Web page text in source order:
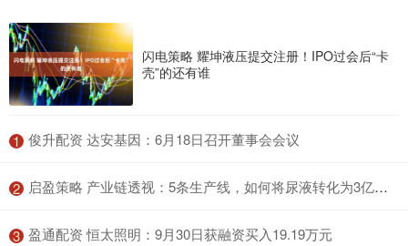
闪电策略 耀坤液压提交注册！IPO过会后“卡
壳”的还有谁
1 ​俊升配资 达安基因：6月18日召开董事会会议
2 ​启盈策略 产业链透视：5条生产线，如何将尿液转化为3亿元产值
3 ​盈通配资 恒太照明：9月30日获融资买入19.19万元